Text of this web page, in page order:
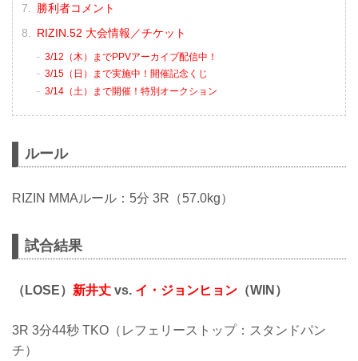
勝利者コメント
RIZIN.52 大会情報／チケット
3/12（木）までPPVアーカイブ配信中！
3/15（日）まで実施中！開催記念くじ
3/14（土）まで開催！特別オークション
ルール
RIZIN MMAルール：5分 3R（57.0kg）
試合結果
（LOSE） 新井丈 vs. イ・ジョンヒョン （WIN）
3R 3分44秒 TKO（レフェリーストップ：スタンドパン
チ）